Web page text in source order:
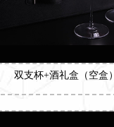
双支杯+酒礼盒（空盒）